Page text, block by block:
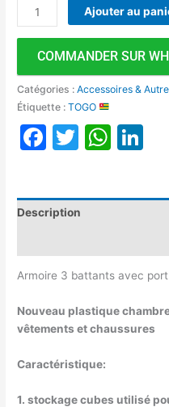
Ajouter au
COMMANDER SUR
Catégories :Accessoires &
Étiquette :TOGO
Facebook
Twitter
Description
Armoire 3 battants avec
Nouveau plastique
vêtements et chaussures
Caractéristique:
1. stockage cubes utilisé